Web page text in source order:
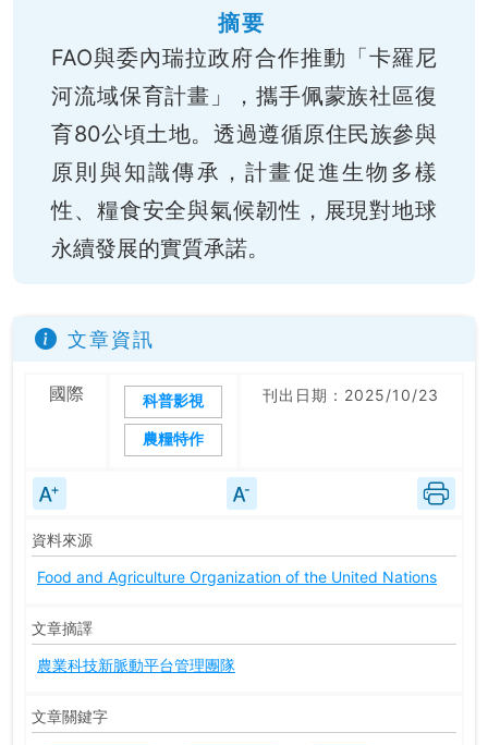
摘要
FAO與委內瑞拉政府合作推動「卡羅尼
河流域保育計畫」，攜手佩蒙族社區復
育80公頃土地。透過遵循原住民族參與
原則與知識傳承，計畫促進生物多樣
性、糧食安全與氣候韌性，展現對地球
永續發展的實質承諾。
文章資訊
國際 科普影視
農糧特作
刊出日期：2025/10/23
資料來源
Food and Agriculture Organization of the United Nations
文章摘譯
農業科技新脈動平台管理團隊
文章關鍵字